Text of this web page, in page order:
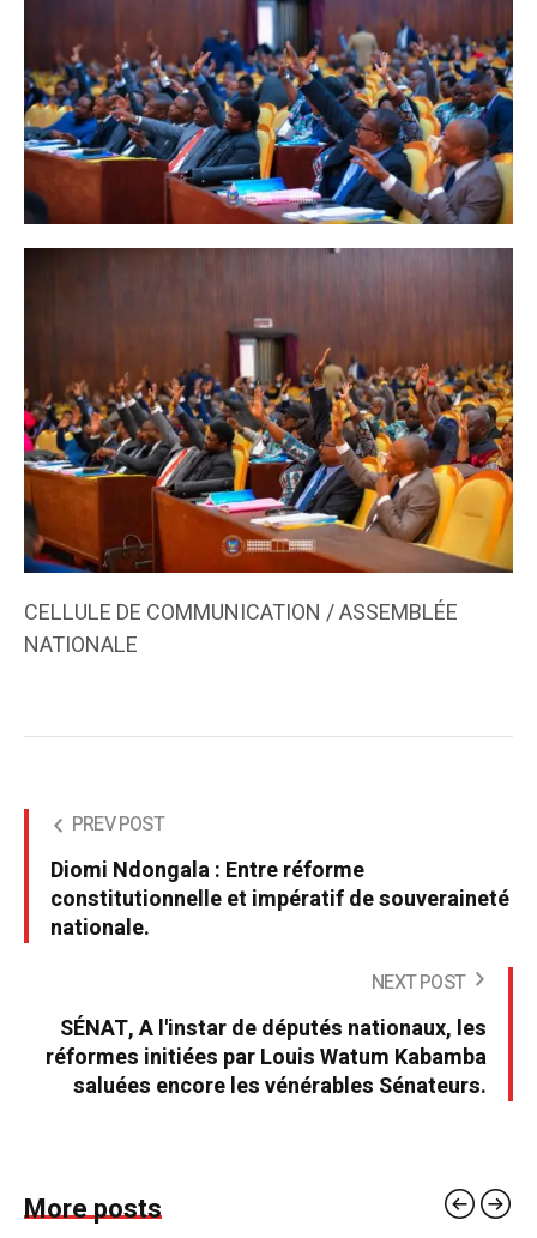
CELLULE DE COMMUNICATION / ASSEMBLÉE
NATIONALE
PREV POST
Diomi Ndongala : Entre réforme
constitutionnelle et impératif de souveraineté
nationale.
NEXT POST
SÉNAT, A l'instar de députés nationaux, les
réformes initiées par Louis Watum Kabamba
saluées encore les vénérables Sénateurs.
More posts